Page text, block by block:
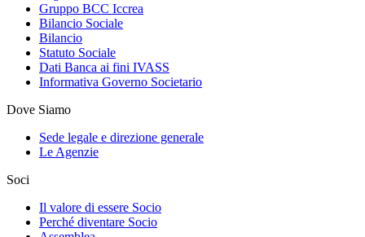
Gruppo BCC Iccrea
Bilancio Sociale
Bilancio
Statuto Sociale
Dati Banca ai fini IVASS
Informativa Governo Societario
Dove Siamo
Sede legale e direzione generale
Le Agenzie
Soci
Il valore di essere Socio
Perché diventare Socio